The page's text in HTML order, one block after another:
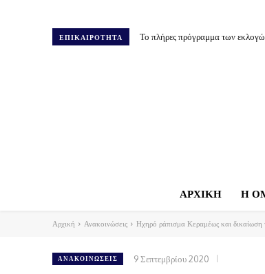
ΕΠΙΚΑΙΡΟΤΗΤΑ Το πλήρες πρόγραμμα των
ΑΡΧΙΚΗ Η
Αρχική Ανακοινώσεις Ηχηρό ράπισμα Κεραμέως και
ΑΝΑΚΟΙΝΏΣΕΙΣ 9 Σεπτεμβρίου 2020